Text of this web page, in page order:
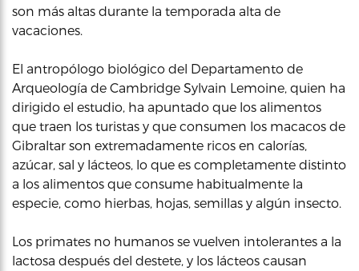
son más altas durante la temporada alta de
vacaciones.
El antropólogo biológico del Departamento de
Arqueología de Cambridge Sylvain Lemoine, quien ha
dirigido el estudio, ha apuntado que los alimentos
que traen los turistas y que consumen los macacos de
Gibraltar son extremadamente ricos en calorías,
azúcar, sal y lácteos, lo que es completamente distinto
a los alimentos que consume habitualmente la
especie, como hierbas, hojas, semillas y algún insecto.
Los primates no humanos se vuelven intolerantes a la
lactosa después del destete, y los lácteos causan